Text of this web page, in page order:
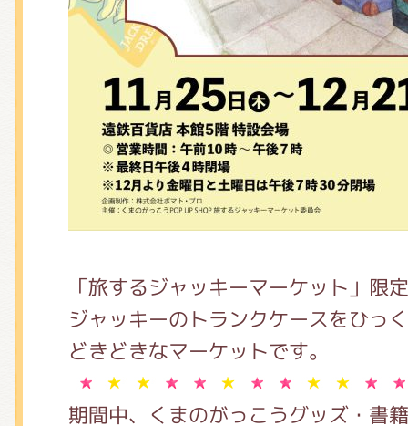
「旅するジャッキーマーケット」限
ジャッキーのトランクケースをひっ
どきどきなマーケットです。
期間中、くまのがっこうグッズ・書